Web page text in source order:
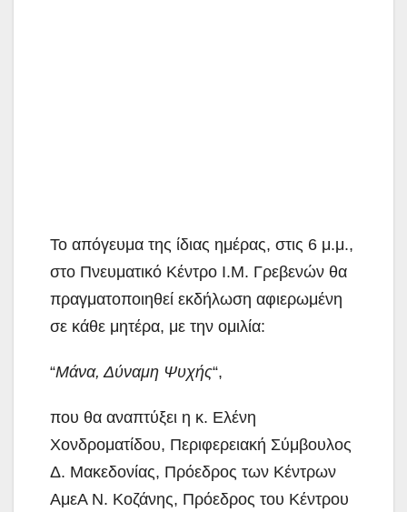
Το απόγευμα της ίδιας ημέρας, στις 6 μ.μ.,
στο Πνευματικό Κέντρο Ι.Μ. Γρεβενών θα
πραγματοποιηθεί εκδήλωση αφιερωμένη
σε κάθε μητέρα, με την ομιλία:
“Μάνα, Δύναμη Ψυχής“,
που θα αναπτύξει η κ. Ελένη
Χονδροματίδου, Περιφερειακή Σύμβουλος
Δ. Μακεδονίας, Πρόεδρος των Κέντρων
ΑμεΑ Ν. Κοζάνης, Πρόεδρος του Κέντρου